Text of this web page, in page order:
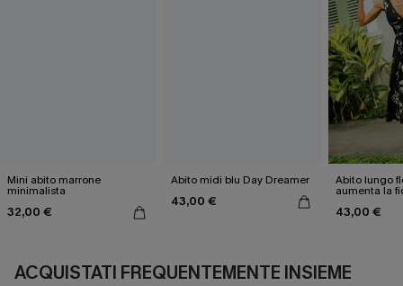
Mini abito marrone
minimalista
32,00 €
Abito midi blu Day Dreamer
43,00 €
Abito lungo
aumenta la
43,00 €
ACQUISTATI FREQUENTEMENTE INSIEME